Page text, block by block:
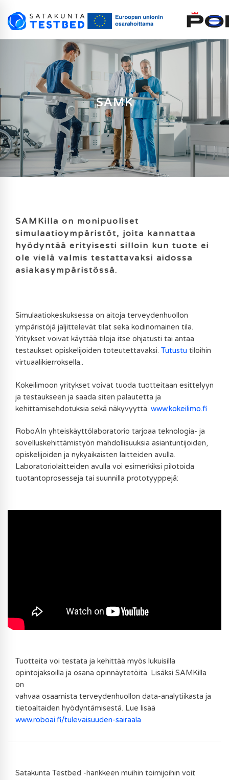
SAMK
SAMKilla on monipuoliset
simulaatioympäristöt, joita kannattaa
hyödyntää erityisesti silloin kun tuote ei
ole vielä valmis testattavaksi aidossa
asiakasympäristössä.
Simulaatiokeskuksessa on aitoja terveydenhuollon
ympäristöjä jäljittelevät tilat sekä kodinomainen tila.
Yritykset voivat käyttää tiloja itse ohjatusti tai antaa
testaukset opiskelijoiden toteutettavaksi. Tutustu tiloihin
virtuaalikierroksella..
Kokeilimoon yritykset voivat tuoda tuotteitaan esittelyyn
ja testaukseen ja saada siten palautetta ja
kehittämisehdotuksia sekä näkyvyyttä. www.kokeilimo.fi
RoboAIn yhteiskäyttölaboratorio tarjoaa teknologia- ja
sovelluskehittämistyön mahdollisuuksia asiantuntijoiden,
opiskelijoiden ja nykyaikaisten laitteiden avulla.
Laboratoriolaitteiden avulla voi esimerkiksi pilotoida
tuotantoprosesseja tai suunnilla prototyyppejä:
Tuotteita voi testata ja kehittää myös lukuisilla
opintojaksoilla ja osana opinnäytetöitä. Lisäksi SAMKilla
on
vahvaa osaamista terveydenhuollon data-analytiikasta ja
tietoaltaiden hyödyntämisestä. Lue lisää
www.roboai.fi/tulevaisuuden-sairaala
Satakunta Testbed -hankkeen muihin toimijoihin voit